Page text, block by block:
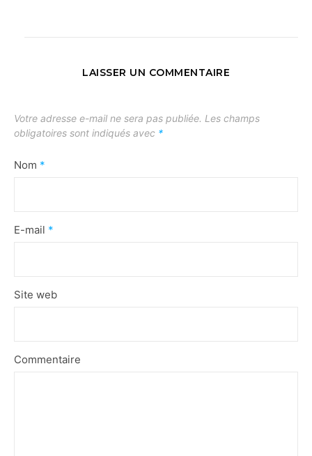
LAISSER UN COMMENTAIRE
Votre adresse e-mail ne sera pas publiée. Les champs
obligatoires sont indiqués avec *
Nom *
E-mail *
Site web
Commentaire